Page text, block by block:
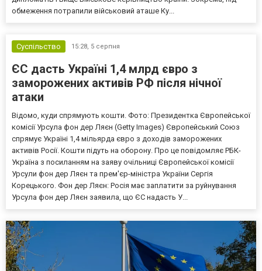
обмеження потрапили військовий аташе Ку...
Суспільство 15:28, 5 серпня
ЄС дасть Україні 1,4 млрд євро з
заморожених активів РФ після нічної
атаки
Відомо, куди спрямують кошти. Фото: Президентка Європейської
комісії Урсула фон дер Ляєн (Getty Images) Європейський Союз
спрямує Україні 1,4 мільярда євро з доходів заморожених
активів Росії. Кошти підуть на оборону. Про це повідомляє РБК-
Україна з посиланням на заяву очільниці Європейської комісії
Урсули фон дер Ляєн та прем'єр-міністра України Сергія
Корецького. Фон дер Ляєн: Росія має заплатити за руйнування
Урсула фон дер Ляєн заявила, що ЄС надасть У...